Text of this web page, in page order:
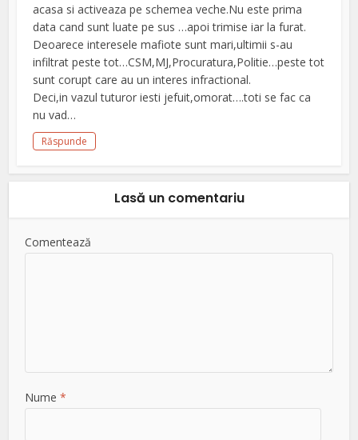
acasa si activeaza pe schemea veche.Nu este prima
data cand sunt luate pe sus …apoi trimise iar la furat.
Deoarece interesele mafiote sunt mari,ultimii s-au
infiltrat peste tot…CSM,MJ,Procuratura,Politie…peste tot
sunt corupt care au un interes infractional.
Deci,in vazul tuturor iesti jefuit,omorat….toti se fac ca
nu vad…
Răspunde
Lasă un comentariu
Comentează
Nume*